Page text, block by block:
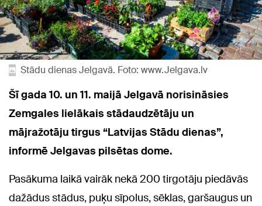
Stādu dienas Jelgavā. Foto: www.Jelgava.lv
Šī gada 10. un 11. maijā Jelgavā norisināsies
Zemgales lielākais stādaudzētāju un
mājražotāju tirgus “Latvijas Stādu dienas”,
informē Jelgavas pilsētas dome.
Pasākuma laikā vairāk nekā 200 tirgotāju piedāvās
dažādus stādus, puķu sīpolus, sēklas, garšaugus un